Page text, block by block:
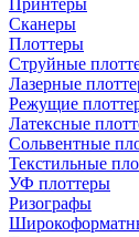
Принтеры
Сканеры
Плоттеры
Струйные
Лазерные
Режущие
Латексные
Сольвентные
Текстильные
УФ плоттеры
Ризографы